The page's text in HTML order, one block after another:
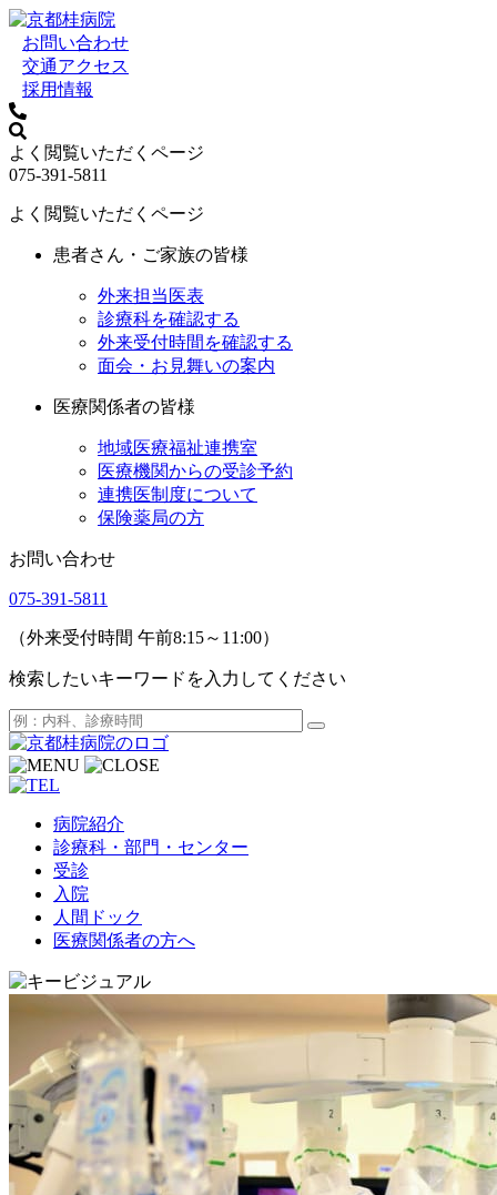
お問い合わせ
交通アクセス
採用情報
よく閲覧いただくページ
075-391-5811
よく閲覧いただくページ
患者さん・ご家族の皆様
外来担当医表
診療科を確認する
外来受付時間を確認する
面会・お見舞いの案内
医療関係者の皆様
地域医療福祉連携室
医療機関からの受診予約
連携医制度について
保険薬局の方
お問い合わせ
075-391-5811
（外来受付時間 午前8:15～11:00）
検索したいキーワードを入力してください
病院紹介
診療科・部門・センター
受診
入院
人間ドック
医療関係者の方へ